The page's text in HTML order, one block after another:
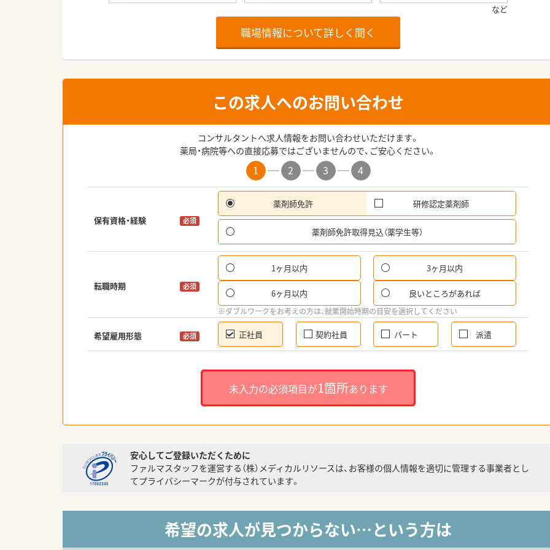
職場情報について詳しく聞く
この求人へのお問い合わせ
コンサルタントへ求人情報をお問い合わせいただけます。
薬局・病院等への直接応募ではございませんので、ご安心ください。
1 2 3 4
保有資格・経験 必須
薬剤師免許 研修認定薬剤師
薬剤師免許取得見込（薬学生等）
転職時期 必須
1ヶ月以内 3ヶ月以内
6ヶ月以内 良いところがあれば
※ダブルワークをお考えの方は、就業開始時期の目安を選択してください
希望雇用形態 必須 正社員 契約社員 パート 派遣
未入力の必須項目が1箇所あります
安心してご登録いただくために
ファルマスタッフを運営する（株）メディカルリソースは、お客様の個人情報を適切に管理する事業者とし
てプライバシーマークが付与されています。
希望の求人が見つからない…という方は